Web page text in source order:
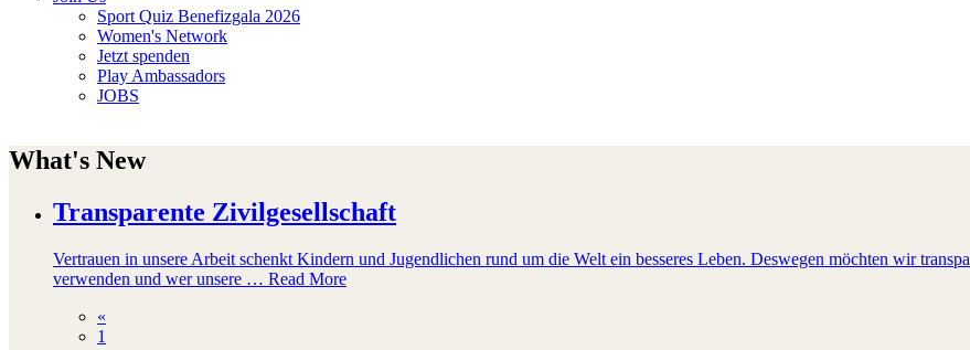
Sport Quiz Benefizgala 2026
Women's Network
Jetzt spenden
Play Ambassadors
JOBS
What's New
Transparente Zivilgesellschaft
Vertrauen in unsere Arbeit schenkt Kindern und Jugendlichen rund um die Welt ein besseres Leben. Deswegen möchten wir
verwenden und wer unsere … Read More
«
1